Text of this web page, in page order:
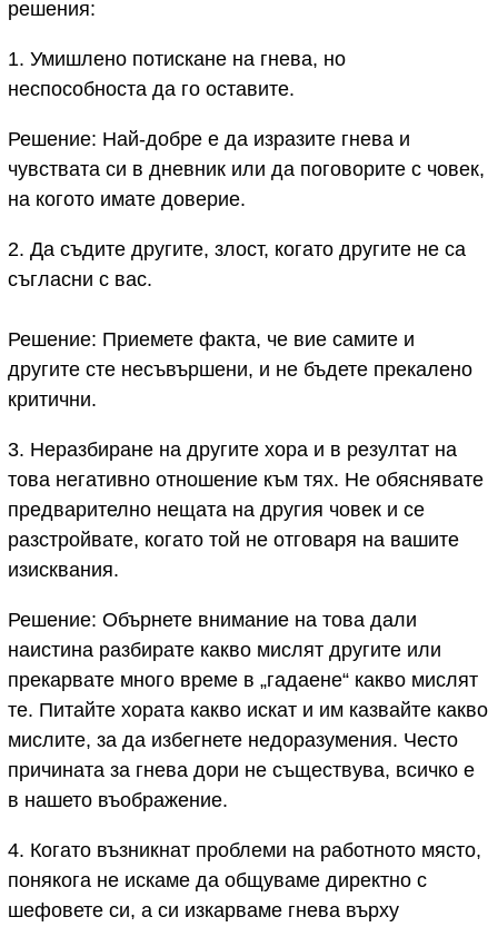
решения:
1. Умишлено потискане на гнева, но
неспособноста да го оставите.
Решение: Най-добре е да изразите гнева и
чувствата си в дневник или да поговорите с човек,
на когото имате доверие.
2. Да съдите другите, злост, когато другите не са
съгласни с вас.
Решение: Приемете факта, че вие самите и
другите сте несъвършени, и не бъдете прекалено
критични.
3. Неразбиране на другите хора и в резултат на
това негативно отношение към тях. Не обяснявате
предварително нещата на другия човек и се
разстройвате, когато той не отговаря на вашите
изисквания.
Решение: Обърнете внимание на това дали
наистина разбирате какво мислят другите или
прекарвате много време в „гадаене“ какво мислят
те. Питайте хората какво искат и им казвайте какво
мислите, за да избегнете недоразумения. Често
причината за гнева дори не съществува, всичко е
в нашето въображение.
4. Когато възникнат проблеми на работното място,
понякога не искаме да общуваме директно с
шефовете си, а си изкарваме гнева върху